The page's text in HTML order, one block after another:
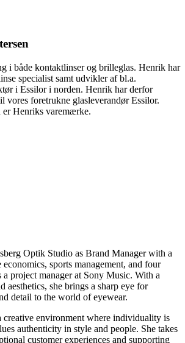
i både kontaktlinser og brilleglas. Henrik har
specialist samt udvikler af bl.a.
i Essilor i norden. Henrik har derfor
vores foretrukne glasleverandør Essilor.
Henriks varemærke.
Optik Studio as Brand Manager with a
sports management, and four
a project manager at Sony Music. With a
aesthetics, she brings a sharp eye for
detail to the world of eyewear.
environment where individuality is
authenticity in style and people. She takes
customer experiences and supporting